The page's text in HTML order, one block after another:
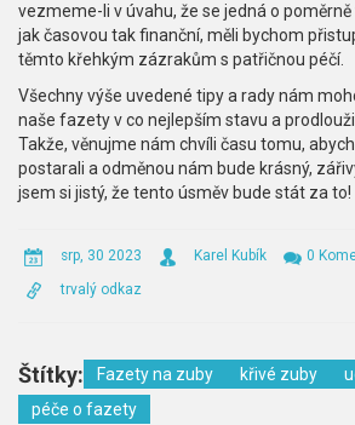
vezmeme-li v úvahu, že se jedná o
jak časovou tak finanční, měli bychom
těmto křehkým zázrakům s patřičnou péčí.
Všechny výše uvedené tipy a rady nám
naše fazety v co nejlepším stavu a
Takže, věnujme nám chvíli času tomu,
postarali a odměnou nám bude krásný,
jsem si jistý, že tento úsměv bude stát za to!
srp, 30 2023 Karel Kubík
0
trvalý odkaz
Štítky: Fazety na zuby křivé zuby
péče o fazety